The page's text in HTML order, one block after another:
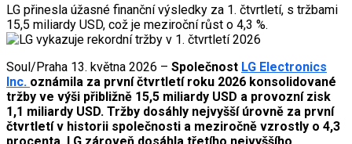
LG přinesla úžasné finanční výsledky za 1. čtvrtletí, s tržbami
15,5 miliardy USD, což je meziroční růst o 4,3 %.
Soul/Praha 13. května 2026 – Společnost LG Electronics
Inc. oznámila za první čtvrtletí roku 2026 konsolidované
tržby ve výši přibližně 15,5 miliardy USD a provozní zisk
1,1 miliardy USD. Tržby dosáhly nejvyšší úrovně za první
čtvrtletí v historii společnosti a meziročně vzrostly o 4,3